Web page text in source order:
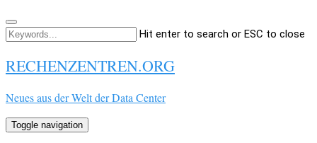
Hit enter to search or ESC to close
RECHENZENTREN.ORG
Neues aus der Welt der Data Center
Toggle navigation